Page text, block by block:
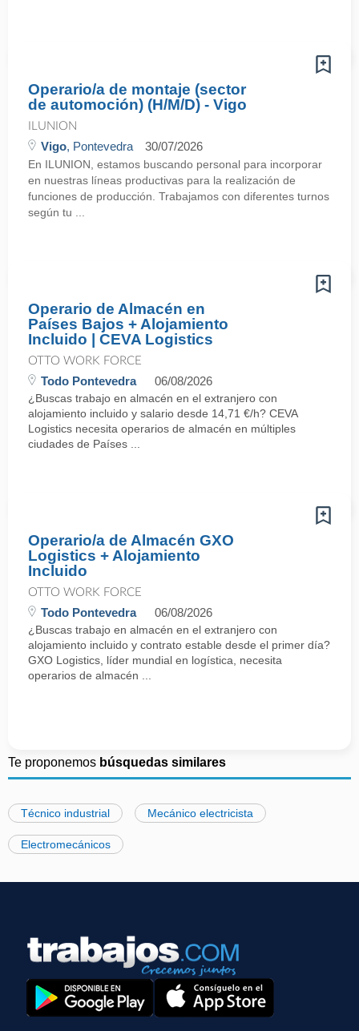
Operario/a de montaje (sector
de automoción) (H/M/D) - Vigo
ILUNION
Vigo, Pontevedra 30/07/2026
En ILUNION, estamos buscando personal para incorporar
en nuestras líneas productivas para la realización de
funciones de producción. Trabajamos con diferentes turnos
según tu ...
Operario de Almacén en
Países Bajos + Alojamiento
Incluido | CEVA Logistics
OTTO WORK FORCE
Todo Pontevedra 06/08/2026
¿Buscas trabajo en almacén en el extranjero con
alojamiento incluido y salario desde 14,71 €/h? CEVA
Logistics necesita operarios de almacén en múltiples
ciudades de Países ...
Operario/a de Almacén GXO
Logistics + Alojamiento
Incluido
OTTO WORK FORCE
Todo Pontevedra 06/08/2026
¿Buscas trabajo en almacén en el extranjero con
alojamiento incluido y contrato estable desde el primer día?
GXO Logistics, líder mundial en logística, necesita
operarios de almacén ...
Te proponemos búsquedas similares
Técnico industrial Mecánico electricista
Electromecánicos